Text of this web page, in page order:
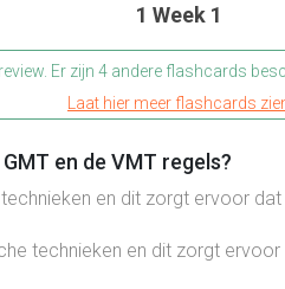
1 Week 1
Er zijn 4 andere flashcards
Laat hier meer flashcards
en de VMT regels?
en dit zorgt ervoor
technieken en dit zorgt